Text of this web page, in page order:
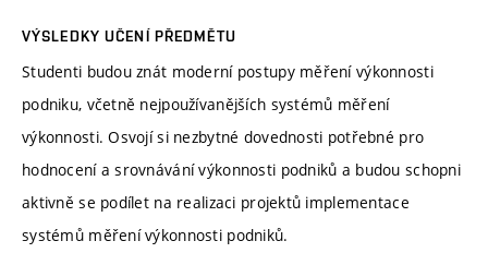
VÝSLEDKY UČENÍ PŘEDMĚTU
Studenti budou znát moderní postupy měření výkonnosti
podniku, včetně nejpoužívanějších systémů měření
výkonnosti. Osvojí si nezbytné dovednosti potřebné pro
hodnocení a srovnávání výkonnosti podniků a budou schopni
aktivně se podílet na realizaci projektů implementace
systémů měření výkonnosti podniků.